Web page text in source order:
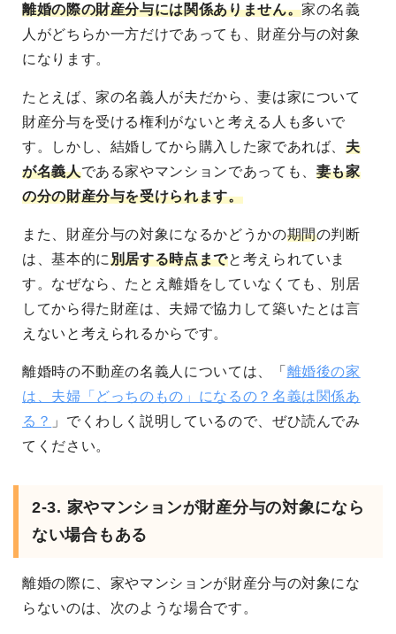
離婚の際の財産分与には関係ありません。家の名義
人がどちらか一方だけであっても、財産分与の対象
になります。
たとえば、家の名義人が夫だから、妻は家について
財産分与を受ける権利がないと考える人も多いで
す。しかし、結婚してから購入した家であれば、夫
が名義人である家やマンションであっても、 妻も家
の分の財産分与を受けられます。
また、財産分与の対象になるかどうかの期間の判断
は、基本的に別居する時点までと考えられていま
す。なぜなら、たとえ離婚をしていなくても、別居
してから得た財産は、夫婦で協力して築いたとは言
えないと考えられるからです。
離婚時の不動産の名義人については、「 離婚後の家
は、夫婦「どっちのもの」になるの？名義は関係あ
る？ 」でくわしく説明しているので、ぜひ読んでみ
てください。
2-3. 家やマンションが財産分与の対象になら
ない場合もある
離婚の際に、家やマンションが財産分与の対象にな
らないのは、次のような場合です。